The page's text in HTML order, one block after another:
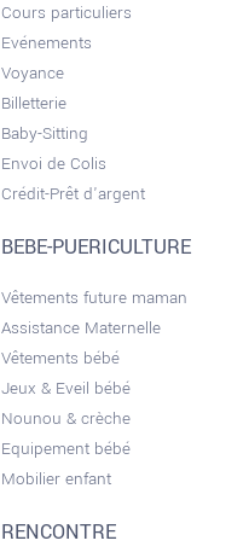
Cours particuliers
Evénements
Voyance
Billetterie
Baby-Sitting
Envoi de Colis
Crédit-Prêt d'argent
BEBE-PUERICULTURE
Vêtements future maman
Assistance Maternelle
Vêtements bébé
Jeux & Eveil bébé
Nounou & crèche
Equipement bébé
Mobilier enfant
RENCONTRE